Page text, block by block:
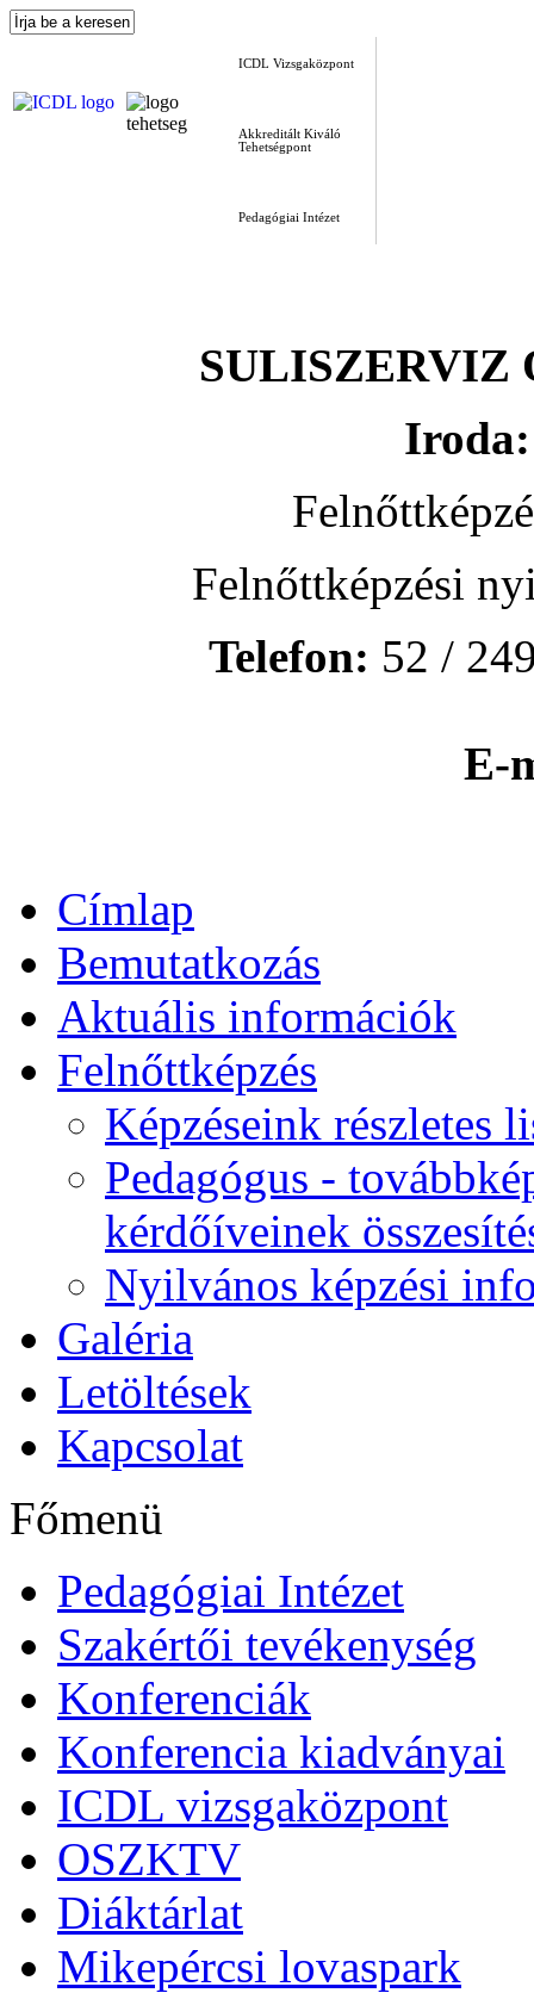
ICDL Vizsgaközpont
Akkreditált Kiváló
Tehetségpont
Pedagógiai Intézet
SULISZERVIZ
Iroda:
Felnőttképzési
Telefon: 52 /
E-
Címlap
Bemutatkozás
Aktuális információk
Felnőttképzés
Képzéseink részletes
Pedagógus -
kérdőíveinek
Nyilvános képzési
Galéria
Letöltések
Kapcsolat
Főmenü
Pedagógiai Intézet
Szakértői tevékenység
Konferenciák
Konferencia kiadványai
ICDL vizsgaközpont
OSZKTV
Diáktárlat
Mikepércsi lovaspark